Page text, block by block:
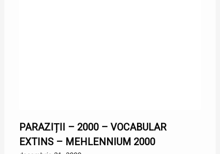
PARAZIȚII – 2000 – VOCABULAR
EXTINS – MEHLENNIUM 2000